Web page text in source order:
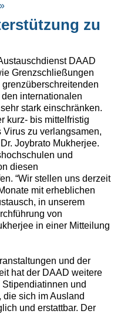
zu
DAAD
Grenzschließungen
internationalen
stark einschränken.
kurz- bis mittelfristig
Virus zu verlangsamen,
Joybrato Mukherjee.
und
diesen
“Wir stellen uns derzeit
mit erheblichen
in unserem
von
in einer Mitteilung
und der
hat der DAAD weitere
und
sich im Ausland
und erstattbar. Der